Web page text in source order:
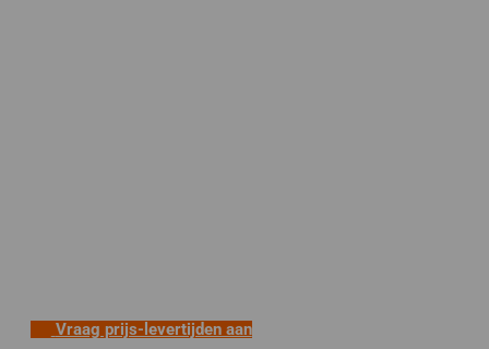
Vraag prijs-levertijden aan